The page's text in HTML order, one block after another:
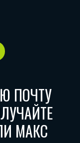
ПОЧТУ
МАКС